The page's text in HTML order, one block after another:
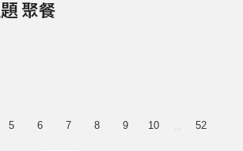
聚餐
5 6 7 8 9 10 52